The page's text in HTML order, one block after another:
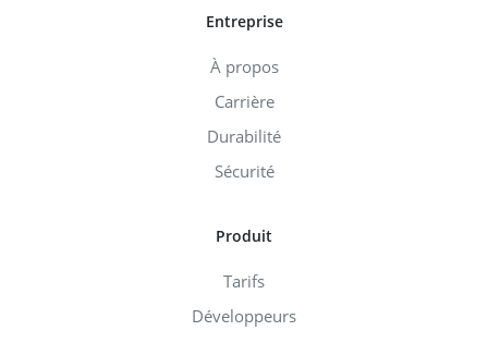
Entreprise
À propos
Carrière
Durabilité
Sécurité
Produit
Tarifs
Développeurs